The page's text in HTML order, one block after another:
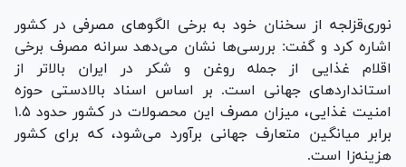
نوری‌قزلجه از سخنان خود به برخی الگو‌های مصرفی در کشور
اشاره کرد و گفت: بررسی‌ها نشان می‌دهد سرانه مصرف برخی
اقلام غذایی از جمله روغن و شکر در ایران بالاتر از
استاندارد‌های جهانی است. بر اساس اسناد بالادستی حوزه
امنیت غذایی، میزان مصرف این محصولات در کشور حدود ۱.۵
برابر میانگین متعارف جهانی برآورد می‌شود، که برای کشور
هزینه‌زا است.